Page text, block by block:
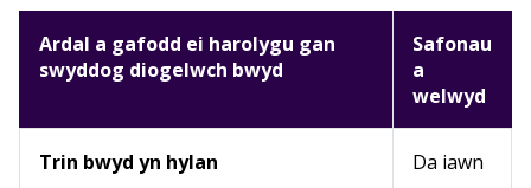
Ardal a gafodd ei harolygu gan
swyddog diogelwch bwyd
Safonau
a
welwyd
Trin bwyd yn hylan
Da iawn